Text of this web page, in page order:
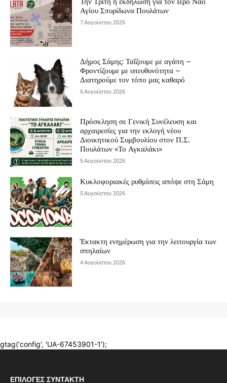
ΕΠΙΛΟΓΈΣ ΣΥΝΤΆΚΤΗ